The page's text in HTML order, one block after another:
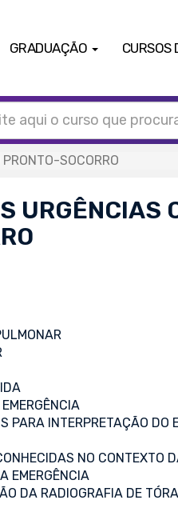
GRADUAÇÃO CURSOS
SOCORRO
URGÊNCIAS
PARA INTERPRETAÇÃO DO
NO CONTEXTO
EMERGÊNCIA
DA RADIOGRAFIA DE